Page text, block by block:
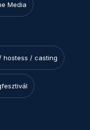
Media
hostess / casting